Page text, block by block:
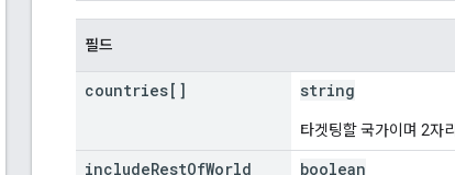
필드
countries[] string
타겟팅할 국가이며 2자리
includeRestOfWorld boolean